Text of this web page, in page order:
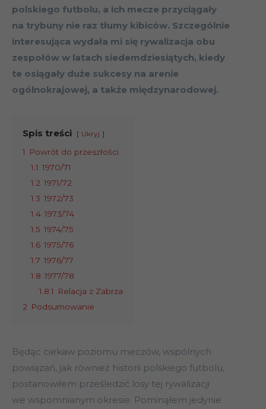
polskiego futbolu, a ich mecze przyciągały
na trybuny nie raz tłumy kibiców. Szczególnie
interesująca wydała mi się rywalizacja obu
zespołów w latach siedemdziesiątych, kiedy
te osiągały duże sukcesy na arenie
ogólnokrajowej, a także międzynarodowej.
Spis treści Ukryj
1
Powrót do przeszłości
1.1 1970/71
1.2 1971/72
1.3 1972/73
1.4 1973/74
1.5 1974/75
1.6 1975/76
1.7 1976/77
1.8 1977/78
1.8.1
Relacja z Zabrza
2 Podsumowanie
Będąc ciekaw poziomu meczów, wspólnych
powiązań, jak również historii polskiego futbolu,
postanowiłem prześledzić losy tej rywalizacji
we wspomnianym okresie. Pominąłem jedynie